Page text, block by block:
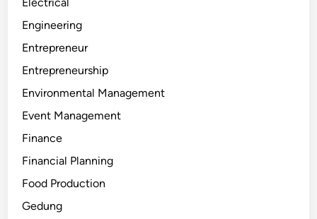
Engineering
Entrepreneur
Entrepreneurship
Environmental Management
Event Management
Finance
Financial Planning
Food Production
Gedung